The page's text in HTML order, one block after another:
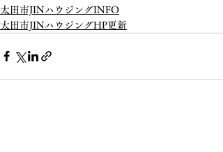
太田市JINハウジングINFO
太田市JINハウジングHP更新